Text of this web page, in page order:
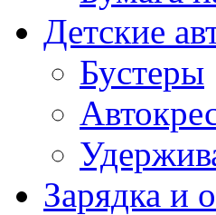
Детские
Бустеры
Зарядка и